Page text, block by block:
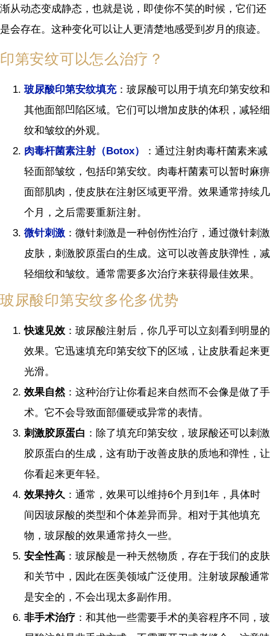
渐从动态变成静态，也就是说，即使你不笑的时候，它们还
是会存在。这种变化可以让人更清楚地感受到岁月的痕迹。
印第安纹可以怎么治疗？
玻尿酸印第安纹填充：玻尿酸可以用于填充印第安纹和
其他面部凹陷区域。它们可以增加皮肤的体积，减轻细
纹和皱纹的外观。
肉毒杆菌素注射（Botox）
：通过注射肉毒杆菌素来减
轻面部皱纹，包括印第安纹。肉毒杆菌素可以暂时麻痹
面部肌肉，使皮肤在注射区域更平滑。效果通常持续几
个月，之后需要重新注射。
微针刺激 ：微针刺激是一种创伤性治疗，通过微针刺激
皮肤，刺激胶原蛋白的生成。这可以改善皮肤弹性，减
轻细纹和皱纹。通常需要多次治疗来获得最佳效果。
玻尿酸印第安纹多伦多优势
快速见效 ：玻尿酸注射后，你几乎可以立刻看到明显的
效果。它迅速填充印第安纹下的区域，让皮肤看起来更
光滑。
效果自然：这种治疗让你看起来自然而不会像是做了手
术。它不会导致面部僵硬或异常的表情。
刺激胶原蛋白 ：除了填充印第安纹，玻尿酸还可以刺激
胶原蛋白的生成，这有助于改善皮肤的质地和弹性，让
你看起来更年轻。
效果持久 ：通常，效果可以维持6个月到1年，具体时
间因玻尿酸的类型和个体差异而异。相对于其他填充
物，玻尿酸的效果通常持久一些。
安全性高 ：玻尿酸是一种天然物质，存在于我们的皮肤
和关节中，因此在医美领域广泛使用。注射玻尿酸通常
是安全的，不会出现太多副作用。
非手术治疗 ：和其他一些需要手术的美容程序不同，玻